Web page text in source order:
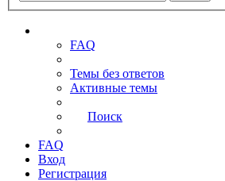
FAQ
Темы без ответов
Активные темы
Поиск
FAQ
Вход
Регистрация